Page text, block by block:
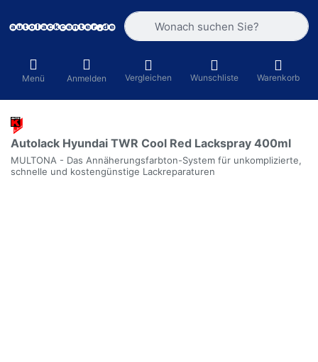
Geben Sie einen Suchbegriff ein.
Menü Anmelden Vergleichen Wunschliste Warenkorb
Autolack Hyundai TWR Cool Red Lackspray 400ml
MULTONA - Das Annäherungsfarbton-System für unkomplizierte,
schnelle und kostengünstige Lackreparaturen